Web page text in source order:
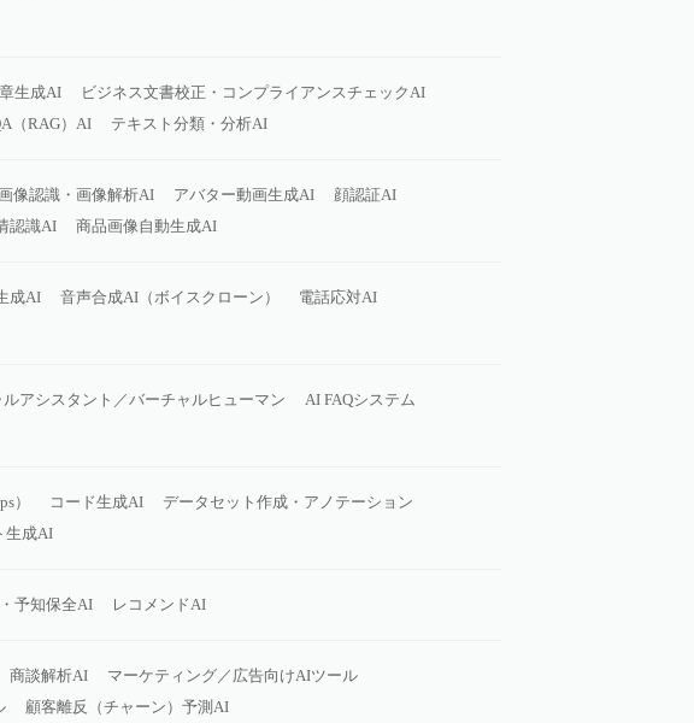
生成AI
ビジネス文書校正・コンプライアンスチェックAI
（RAG）AI テキスト分類・分析AI
像認識・画像解析AI アバター動画生成AI
顔認証AI
認識AI 商品画像自動生成AI
成AI 音声合成AI（ボイスクローン）
電話応対AI
アシスタント／バーチャルヒューマン
AI FAQシステム
） コード生成AI
データセット作成・アノテーション
生成AI
予知保全AI レコメンドAI
商談解析AI
マーケティング／広告向けAIツール
顧客離反（チャーン）予測AI